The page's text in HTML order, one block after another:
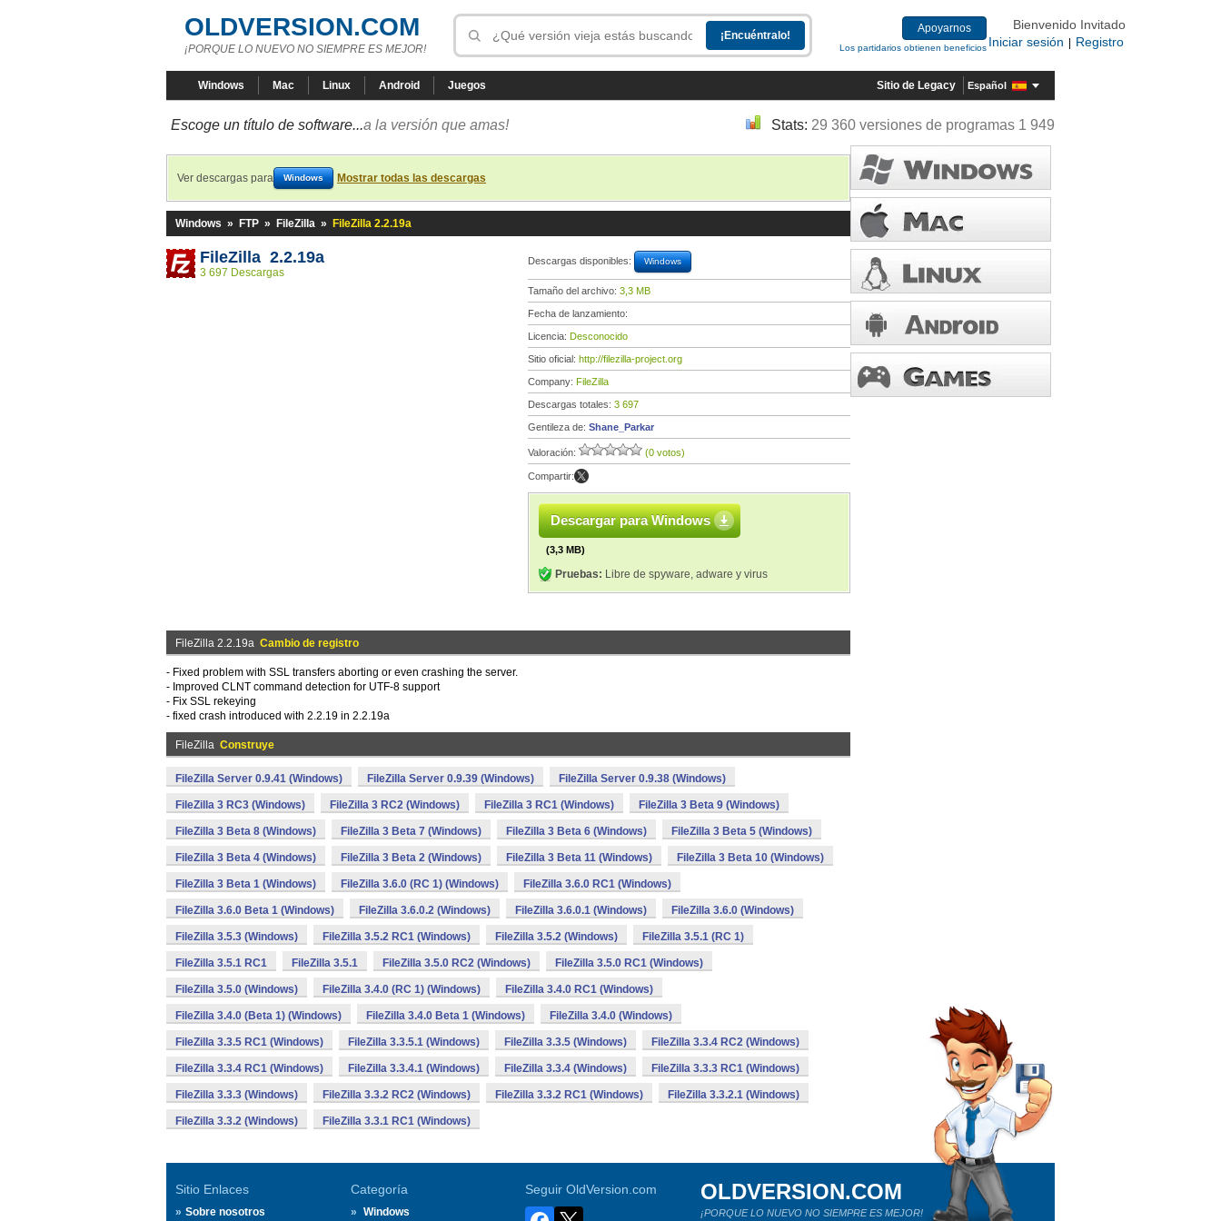
OLDVERSION.COM
¡PORQUE LO NUEVO NO SIEMPRE ES MEJOR!
Apoyarnos
Los partidarios obtienen beneficios
Bienvenido Invitado
Iniciar sesión
Registro
Windows Mac Linux Android Juegos Sitio de Legacy Español
Escoge un título de software...a la versión que amas! Stats: 29 360 versiones de programas 1 949
Ver descargas para Windows Mostrar todas las descargas
Windows » FTP » FileZilla » FileZilla 2.2.19a
FileZilla 2.2.19a
3 697 Descargas
Descargas disponibles: Windows
Tamaño del archivo: 3,3 MB
Fecha de lanzamiento:
Licencia: Desconocido
Sitio oficial: http://filezilla-project.org
Company: FileZilla
Descargas totales: 3 697
Gentileza de: Shane_Parkar
Valoración: (0 votos)
Compartir:
Descargar para Windows
(3,3 MB)
Pruebas: Libre de spyware, adware y virus
FileZilla 2.2.19a Cambio de registro
- Fixed problem with SSL transfers aborting or even crashing the server.
- Improved CLNT command detection for UTF-8 support
- Fix SSL rekeying
- fixed crash introduced with 2.2.19 in 2.2.19a
FileZilla Construye
FileZilla Server 0.9.41 (Windows) FileZilla Server 0.9.39 (Windows) FileZilla Server 0.9.38 (Windows)
FileZilla 3 RC3 (Windows) FileZilla 3 RC2 (Windows) FileZilla 3 RC1 (Windows) FileZilla 3 Beta 9 (Windows)
FileZilla 3 Beta 8 (Windows) FileZilla 3 Beta 7 (Windows) FileZilla 3 Beta 6 (Windows) FileZilla 3 Beta 5 (Windows)
FileZilla 3 Beta 4 (Windows) FileZilla 3 Beta 2 (Windows) FileZilla 3 Beta 11 (Windows) FileZilla 3 Beta 10 (Windows)
FileZilla 3 Beta 1 (Windows) FileZilla 3.6.0 (RC 1) (Windows) FileZilla 3.6.0 RC1 (Windows)
FileZilla 3.6.0 Beta 1 (Windows) FileZilla 3.6.0.2 (Windows) FileZilla 3.6.0.1 (Windows) FileZilla 3.6.0 (Windows)
FileZilla 3.5.3 (Windows) FileZilla 3.5.2 RC1 (Windows) FileZilla 3.5.2 (Windows) FileZilla 3.5.1 (RC 1)
FileZilla 3.5.1 RC1 FileZilla 3.5.1 FileZilla 3.5.0 RC2 (Windows) FileZilla 3.5.0 RC1 (Windows)
FileZilla 3.5.0 (Windows) FileZilla 3.4.0 (RC 1) (Windows) FileZilla 3.4.0 RC1 (Windows)
FileZilla 3.4.0 (Beta 1) (Windows) FileZilla 3.4.0 Beta 1 (Windows) FileZilla 3.4.0 (Windows)
FileZilla 3.3.5 RC1 (Windows) FileZilla 3.3.5.1 (Windows) FileZilla 3.3.5 (Windows) FileZilla 3.3.4 RC2 (Windows)
FileZilla 3.3.4 RC1 (Windows) FileZilla 3.3.4.1 (Windows) FileZilla 3.3.4 (Windows) FileZilla 3.3.3 RC1 (Windows)
FileZilla 3.3.3 (Windows) FileZilla 3.3.2 RC2 (Windows) FileZilla 3.3.2 RC1 (Windows) FileZilla 3.3.2.1 (Windows)
FileZilla 3.3.2 (Windows) FileZilla 3.3.1 RC1 (Windows)
Sitio Enlaces
Sobre nosotros
Categoría
Windows
Seguir OldVersion.com OLDVERSION.COM
¡PORQUE LO NUEVO NO SIEMPRE ES MEJOR!